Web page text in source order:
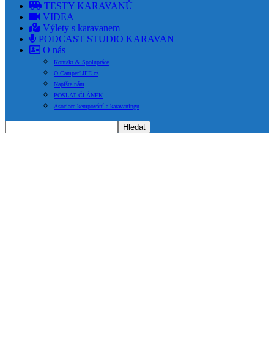
TESTY KARAVANŮ
VIDEA
Výlety s karavanem
PODCAST STUDIO KARAVAN
O nás
Kontakt & Spolupráce
O CamperLIFE.cz
Napište nám
POSLAT ČLÁNEK
Asociace kempování a karavaningu